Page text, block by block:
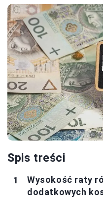
Spis treści
Wysokość raty
dodatkowych